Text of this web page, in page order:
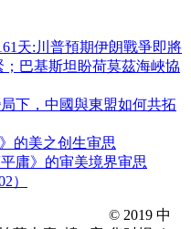
天:川普預期伊朗戰爭即將
巴基斯坦盼荷莫茲海峽協
下，中國與東盟如何共拓
的美之创生审思
庸》的审美境界审思
）
© 2019 中